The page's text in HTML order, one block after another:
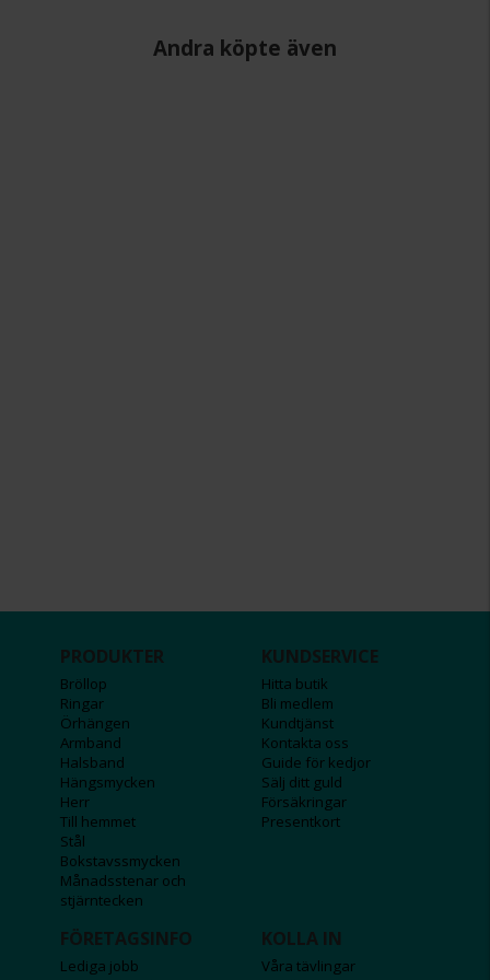
Andra köpte även
PRODUKTER
Bröllop
Ringar
Örhängen
Armband
Halsband
Hängsmycken
Herr
Till hemmet
Stål
Bokstavssmycken
Månadsstenar och
stjärntecken
KUNDSERVICE
Hitta butik
Bli medlem
Kundtjänst
Kontakta oss
Guide för kedjor
Sälj ditt guld
Försäkringar
Presentkort
FÖRETAGSINFO
Lediga jobb
KOLLA IN
Våra tävlingar